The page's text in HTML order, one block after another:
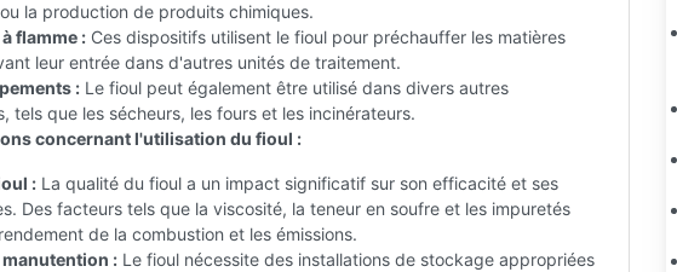
la production de produits chimiques.
flamme : Ces dispositifs utilisent le fioul pour préchauffer les matières
leur entrée dans d'autres unités de traitement.
: Le fioul peut également être utilisé dans divers autres
tels que les sécheurs, les fours et les incinérateurs.
concernant l'utilisation du fioul :
: La qualité du fioul a un impact significatif sur son efficacité et ses
Des facteurs tels que la viscosité, la teneur en soufre et les impuretés
de la combustion et les émissions.
: Le fioul nécessite des installations de stockage appropriées